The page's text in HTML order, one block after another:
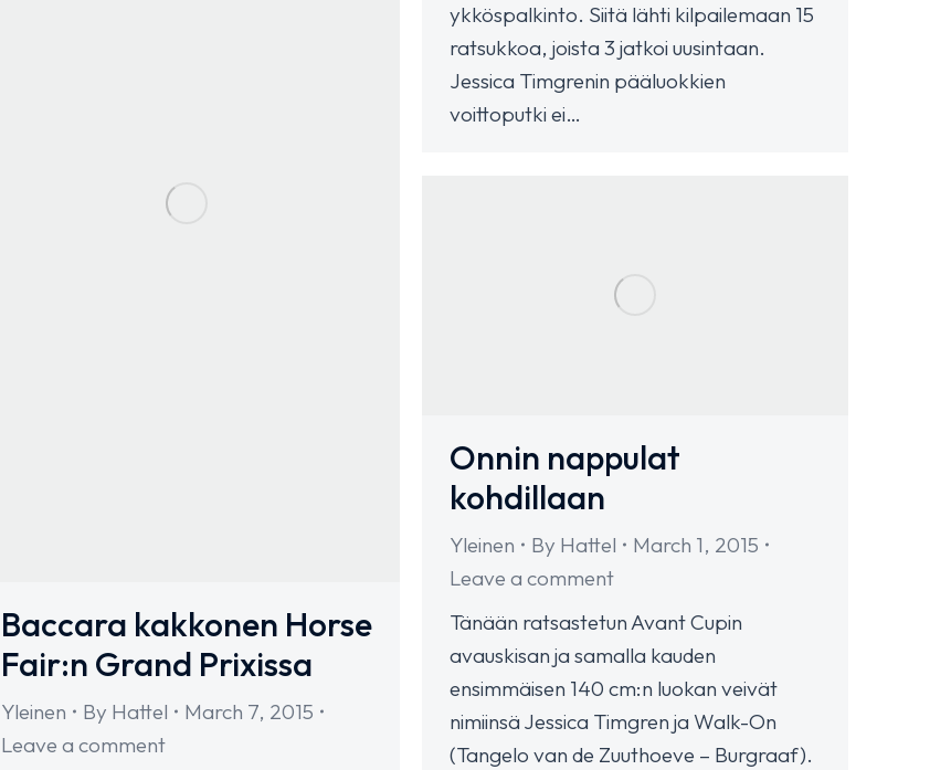
ykköspalkinto. Siitä lähti kilpailemaan 15
ratsukkoa, joista 3 jatkoi uusintaan.
Jessica Timgrenin pääluokkien
voittoputki ei…
Baccara kakkonen Horse
Fair:n Grand Prixissa
Yleinen By Hattel
March 7, 2015
Leave a comment
Onnin nappulat
kohdillaan
Yleinen By Hattel
March 1, 2015
Leave a comment
Tänään ratsastetun Avant Cupin
avauskisan ja samalla kauden
ensimmäisen 140 cm:n luokan veivät
nimiinsä Jessica Timgren ja Walk-On
(Tangelo van de Zuuthoeve – Burgraaf).